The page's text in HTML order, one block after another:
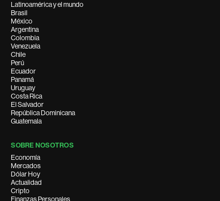
Latinoamérica y el mundo
Brasil
México
Argentina
Colombia
Venezuela
Chile
Perú
Ecuador
Panamá
Uruguay
Costa Rica
El Salvador
República Dominicana
Guatemala
SOBRE NOSOTROS
Economía
Mercados
Dólar Hoy
Actualidad
Cripto
Finanzas Personales